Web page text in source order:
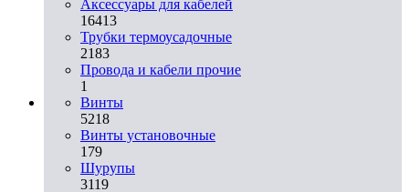
Аксессуары для кабелей
16413
Трубки термоусадочные
2183
Провода и кабели прочие
1
Винты
5218
Винты установочные
179
Шурупы
3119